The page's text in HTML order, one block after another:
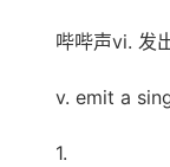
哔哔声vi. 发
v. emit a
1.